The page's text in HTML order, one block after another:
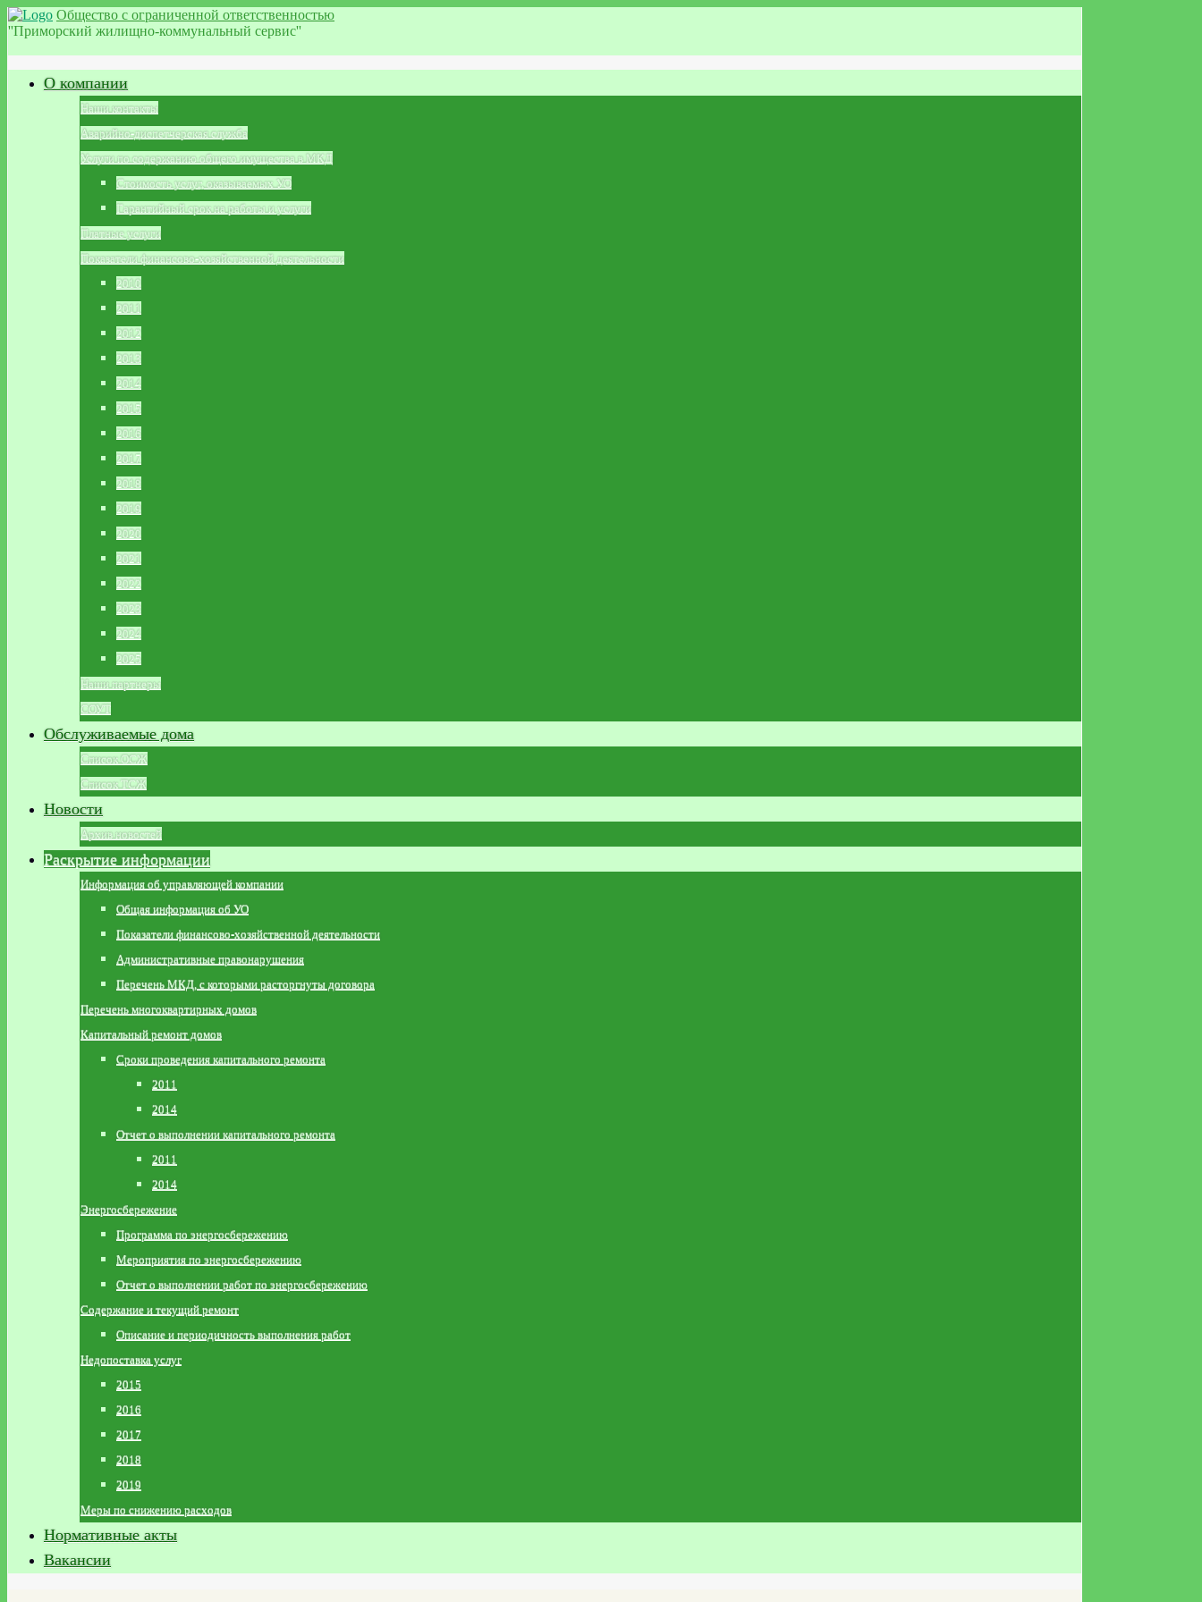
Общество с ограниченной ответственностью
''Приморский жилищно-коммунальный сервис''
О компании
Наши контакты
Аварийно-диспетчерская служба
Услуги по содержанию общего имущества в МКД
Стоимость услуг, оказываемых УО
Гарантийный срок на работы и услуги
Платные услуги
Показатели финансово-хозяйственной деятельности
2010
2011
2012
2013
2014
2015
2016
2017
2018
2019
2020
2021
2022
2023
2024
2025
Наши партнеры
СОУТ
Обслуживаемые дома
Список ОСЖ
Список ТСЖ
Новости
Архив новостей
Раскрытие информации
Информация об управляющей компании
Общая информация об УО
Показатели финансово-хозяйственной деятельности
Административные правонарушения
Перечень МКД, с которыми расторгнуты договора
Перечень многоквартирных домов
Капитальный ремонт домов
Сроки проведения капитального ремонта
2011
2014
Отчет о выполнении капитального ремонта
2011
2014
Энергосбережение
Программа по энергосбережению
Мероприятия по энергосбережению
Отчет о выполнении работ по энергосбережению
Содержание и текущий ремонт
Описание и периодичность выполнения работ
Недопоставка услуг
2015
2016
2017
2018
2019
Меры по снижению расходов
Нормативные акты
Вакансии